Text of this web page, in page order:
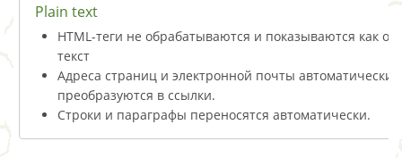
Plain text
HTML-теги не обрабатываются и показываются как
текст
Адреса страниц и электронной почты автоматически
преобразуются в ссылки.
Строки и параграфы переносятся автоматически.